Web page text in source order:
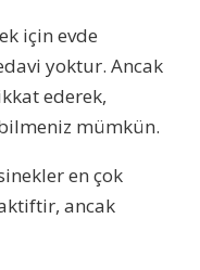
için evde
yoktur. Ancak
ederek,
mümkün.
en çok
ancak